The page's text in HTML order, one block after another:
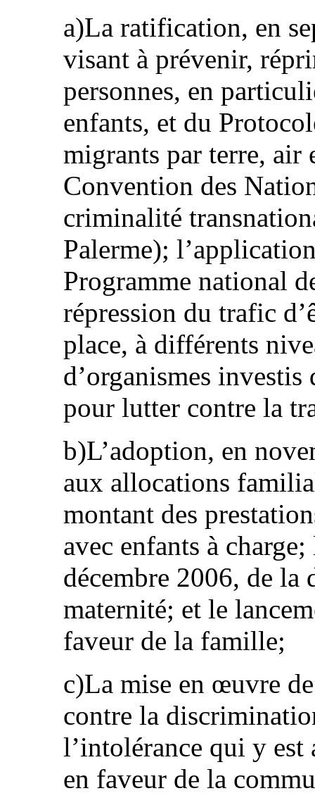
a)La ratification, en
visant à prévenir,
personnes, en
enfants, et du
migrants par terre, air
Convention des
criminalité
Palerme);
Programme national
répression du trafic
place, à différents
d’organismes
pour lutter contre la
b)L’adoption, en
aux allocations
montant des
avec enfants à
décembre 2006, de la
maternité; et le
faveur de la famille;
c)La mise en œuvre
contre la
l’intolérance qui y est
en faveur de la